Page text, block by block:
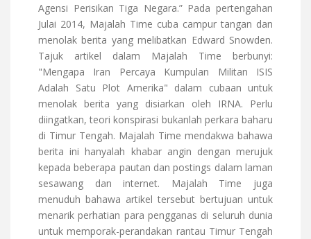
Agensi Perisikan Tiga Negara.” Pada pertengahan
Julai 2014, Majalah Time cuba campur tangan dan
menolak berita yang melibatkan Edward Snowden.
Tajuk artikel dalam Majalah Time berbunyi:
"Mengapa Iran Percaya Kumpulan Militan ISIS
Adalah Satu Plot Amerika" dalam cubaan untuk
menolak berita yang disiarkan oleh IRNA. Perlu
diingatkan, teori konspirasi bukanlah perkara baharu
di Timur Tengah. Majalah Time mendakwa bahawa
berita ini hanyalah khabar angin dengan merujuk
kepada beberapa pautan dan postings dalam laman
sesawang dan internet. Majalah Time juga
menuduh bahawa artikel tersebut bertujuan untuk
menarik perhatian para pengganas di seluruh dunia
untuk memporak-perandakan rantau Timur Tengah